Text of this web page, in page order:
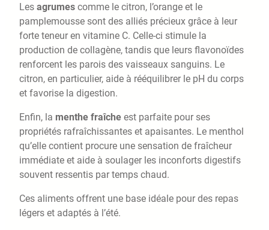
Les agrumes comme le citron, l’orange et le
pamplemousse sont des alliés précieux grâce à leur
forte teneur en vitamine C. Celle-ci stimule la
production de collagène, tandis que leurs flavonoïdes
renforcent les parois des vaisseaux sanguins. Le
citron, en particulier, aide à rééquilibrer le pH du corps
et favorise la digestion.
Enfin, la menthe fraîche est parfaite pour ses
propriétés rafraîchissantes et apaisantes. Le menthol
qu’elle contient procure une sensation de fraîcheur
immédiate et aide à soulager les inconforts digestifs
souvent ressentis par temps chaud.
Ces aliments offrent une base idéale pour des repas
légers et adaptés à l’été.